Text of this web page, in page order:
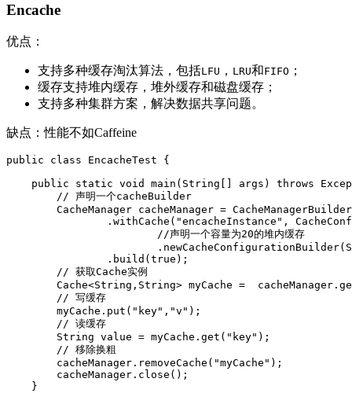
Encache
优点：
支持多种缓存淘汰算法，包括LFU ， LRU和FIFO ；
缓存支持堆内缓存，堆外缓存和磁盘缓存；
支持多种集群方案，解决数据共享问题。
缺点：性能不如Caffeine
public class EncacheTest {
public static void main(String[] args) throws
        // 声明一个cacheBuilder
CacheManager cacheManager =
.withCache("encacheInstance",
                        //声明一个容量为20的堆内缓存
                .build(true);
        // 获取Cache实例
Cache<String,String> myCache =
        // 写缓存
        myCache.put("key","v");
        // 读缓存
        String value = myCache.get("key");
        // 移除换粗
        cacheManager.removeCache("myCache");
        cacheManager.close();
    }